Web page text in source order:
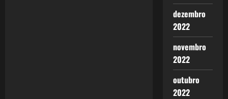
dezembro
2022
novembro
2022
outubro
2022